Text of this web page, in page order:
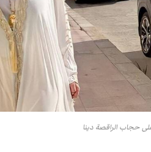
حجاب الراقصة دينا